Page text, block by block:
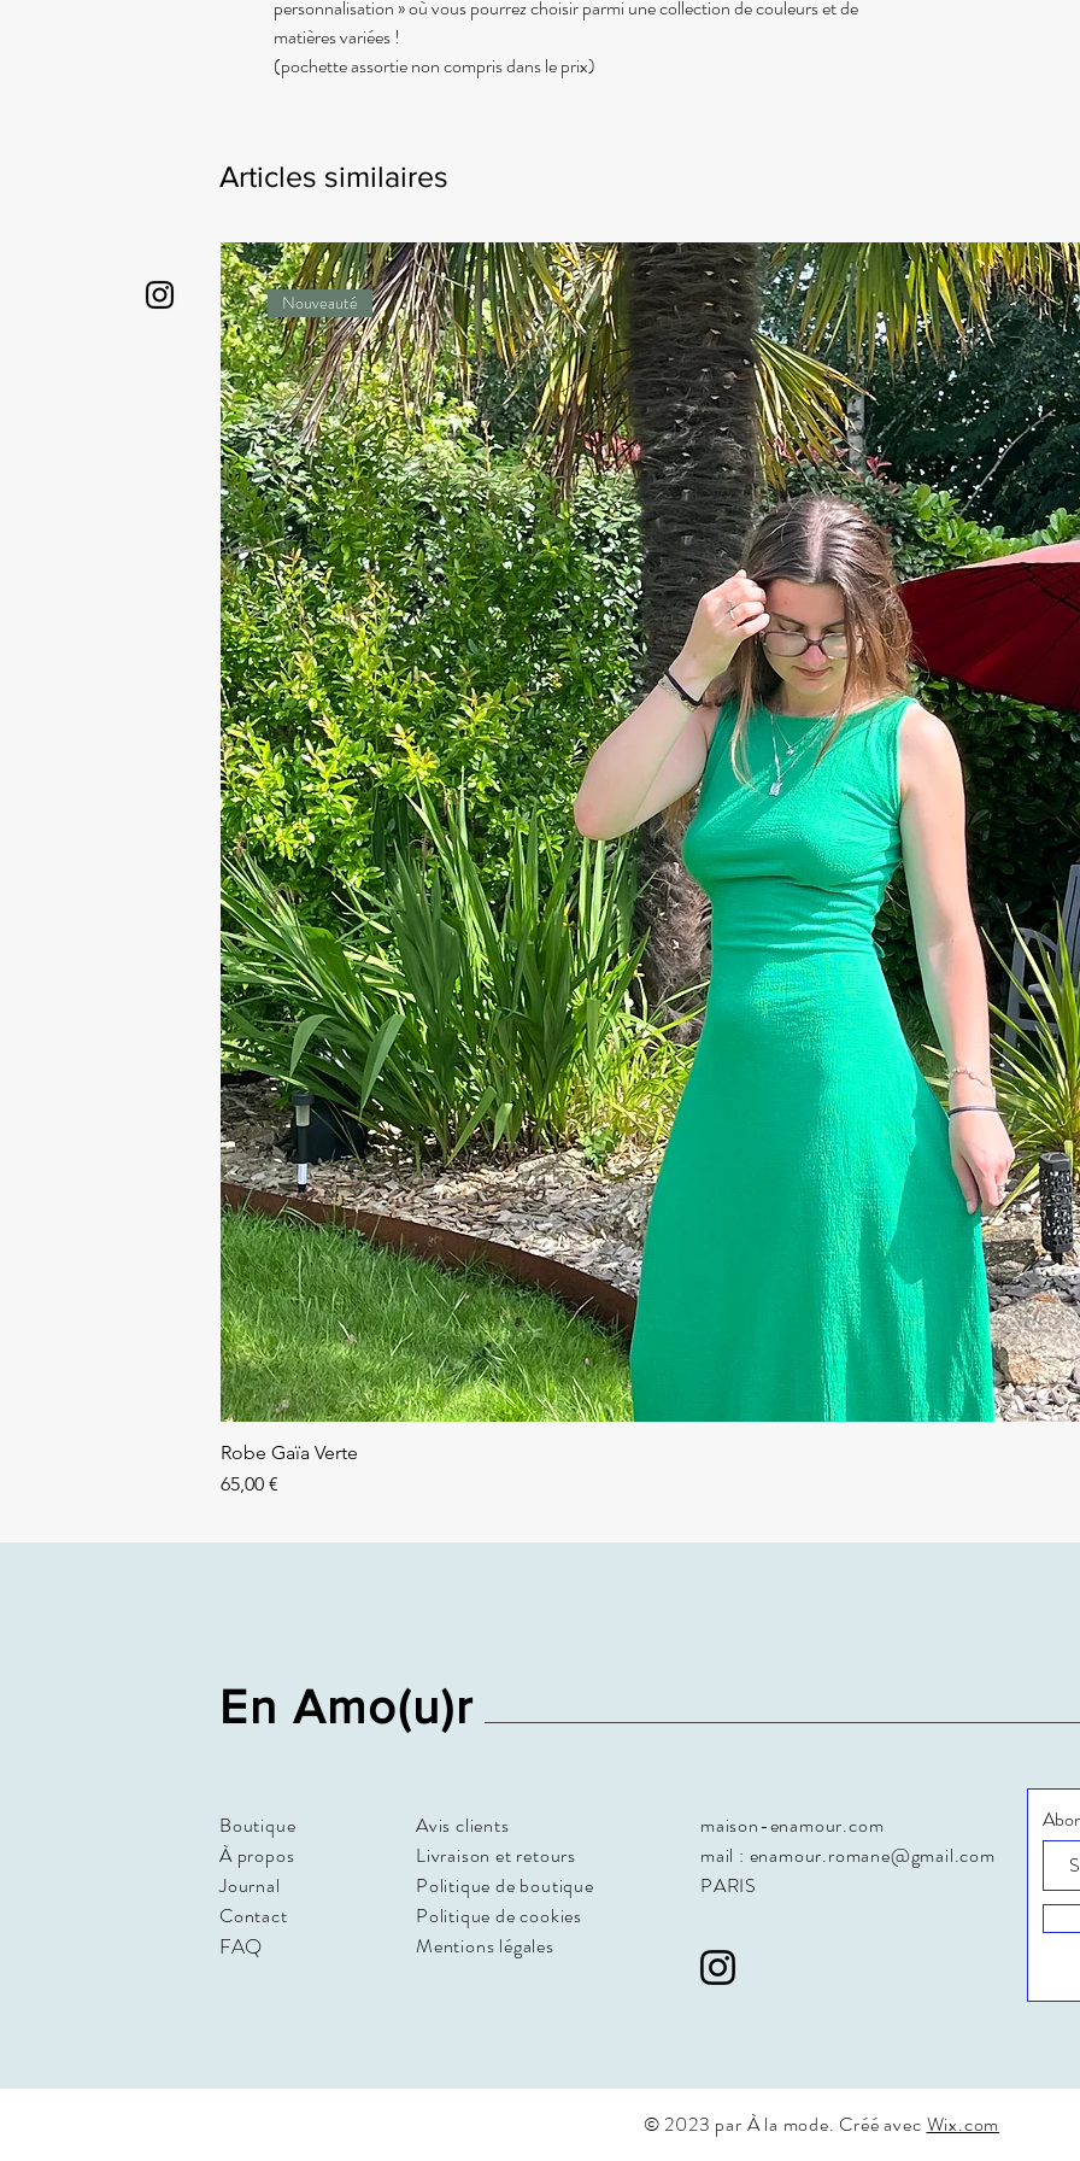
personnalisation » où vous pourrez choisir parmi une collection de couleurs et de
matières variées !
(pochette assortie non compris dans le prix)
Articles similaires
Nouveauté
Robe Gaïa Verte
Prix
65,00 €
En Amo(u)r
Boutique
À propos
Journal
Contact
Avis clients
Livraison et retours
Politique de boutique
Politique de cookies
Mentions légales
FAQ
maison-enamour.com
mail : enamour.romane@gmail.com
PARIS
© 2023 par À la mode. Créé avec Wix.com